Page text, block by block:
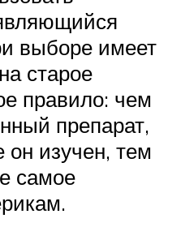
выборе имеет
старое
правило: чем
препарат,
изучен, тем
самое